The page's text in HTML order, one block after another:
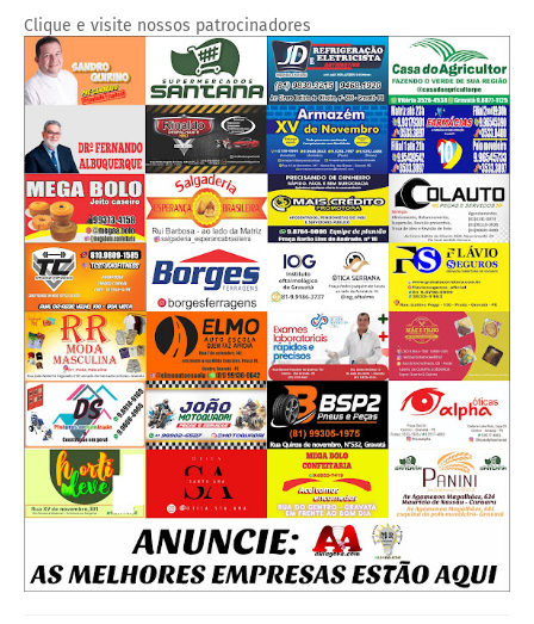
Clique e visite nossos patrocinadores